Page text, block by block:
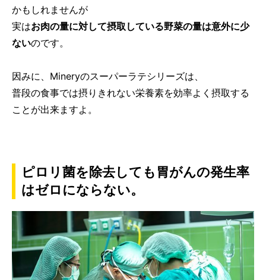
かもしれませんが
実はお肉の量に対して摂取している野菜の量は意外に少
ないのです。
因みに、Mineryのスーパーラテシリーズは、
普段の食事では摂りきれない栄養素を効率よく摂取する
ことが出来ますよ。
ピロリ菌を除去しても胃がんの発生率
はゼロにならない。